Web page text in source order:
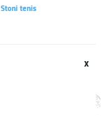
Stoni tenis
x